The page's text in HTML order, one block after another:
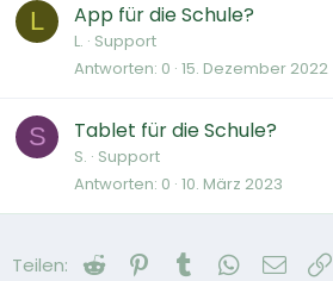
L App für die Schule?
L. Support
Antworten 0 15. Dezember 2022
S Tablet für die Schule?
S. Support
Antworten 0 10. März 2023
Teilen: Reddit Pinterest
Tumblr WhatsApp
E-Mail